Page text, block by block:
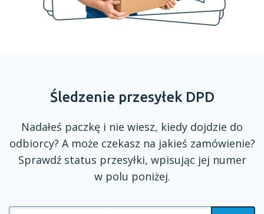
Śledzenie przesyłek DPD
Nadałeś paczkę i nie wiesz, kiedy dojdzie do
odbiorcy? A może czekasz na jakieś zamówienie?
Sprawdź status przesyłki, wpisując jej numer
w polu poniżej.